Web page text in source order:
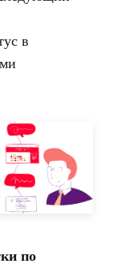
в
по